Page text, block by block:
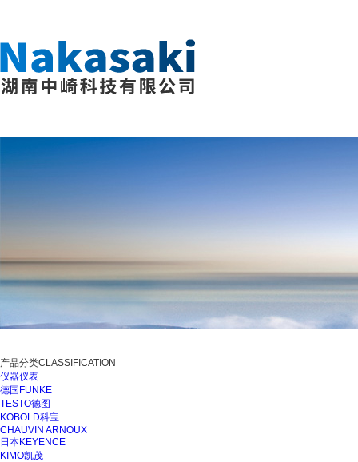
产品分类CLASSIFICATION
仪器仪表
德国FUNKE
TESTO德图
KOBOLD科宝
CHAUVIN ARNOUX
日本KEYENCE
KIMO凯茂